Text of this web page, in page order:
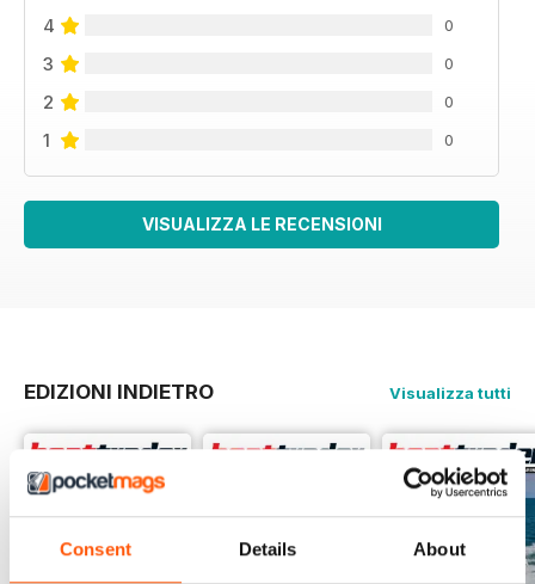
Consent Details About
4 0
3 0
2 0
1 0
VISUALIZZA LE RECENSIONI
EDIZIONI INDIETRO Visualizza tutti